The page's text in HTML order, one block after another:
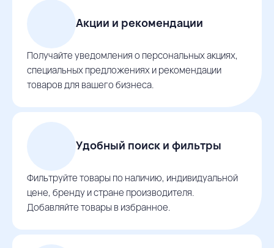
Акции и рекомендации
Получайте уведомления о персональных акциях,
специальных предложениях и рекомендации
товаров для вашего бизнеса.
Удобный поиск и фильтры
Фильтруйте товары по наличию, индивидуальной
цене, бренду и стране производителя.
Добавляйте товары в избранное.